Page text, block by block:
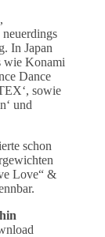
In Japan
wie Konami
Dance
sowie
und
schon
Love“ &